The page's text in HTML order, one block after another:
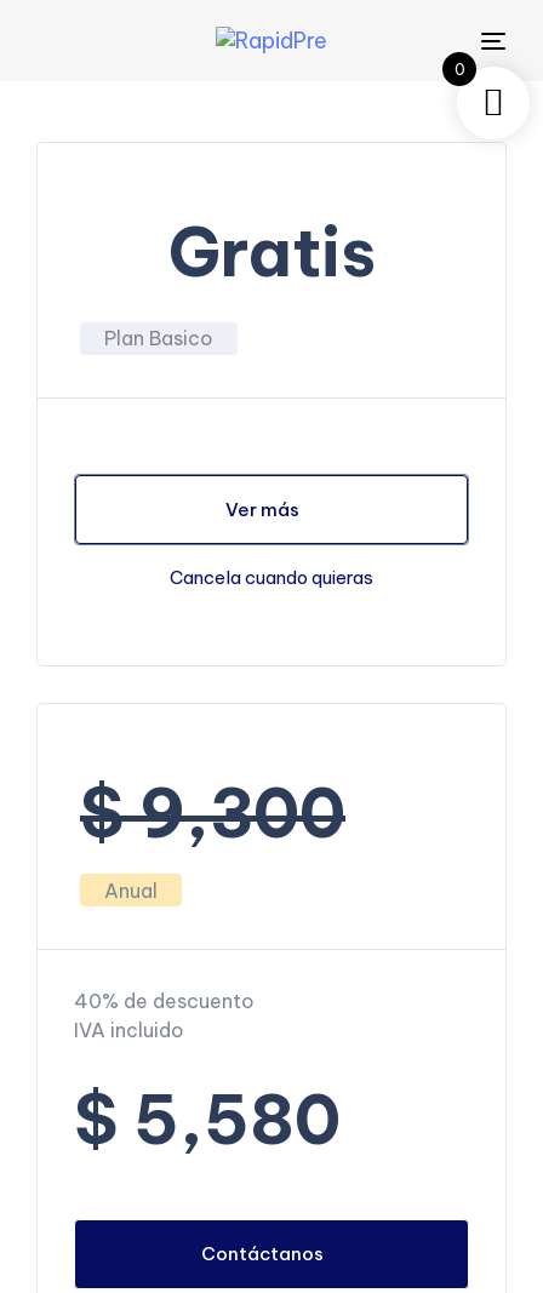
Gratis
Plan Basico
Ver más
Cancela cuando quieras
$ 9,300
Anual
40% de descuento
IVA incluido
$ 5,580
Contáctanos
0